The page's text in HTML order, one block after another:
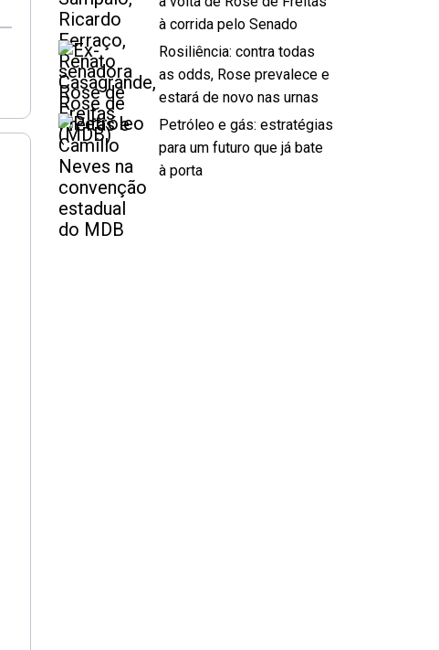
à corrida pelo Senado
Rosiliência: contra todas
as odds, Rose prevalece e
estará de novo nas urnas
Petróleo e gás: estratégias
para um futuro que já bate
à porta